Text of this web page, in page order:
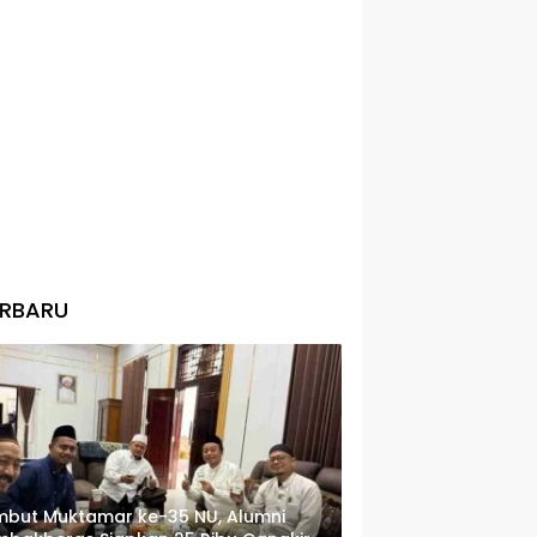
Muktamar ke-35 NU, Alumni